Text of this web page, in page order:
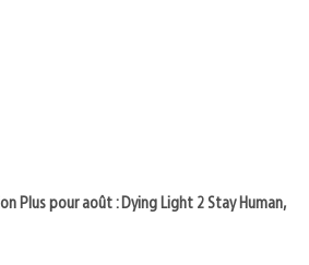
Plus pour août : Dying Light 2 Stay Human,